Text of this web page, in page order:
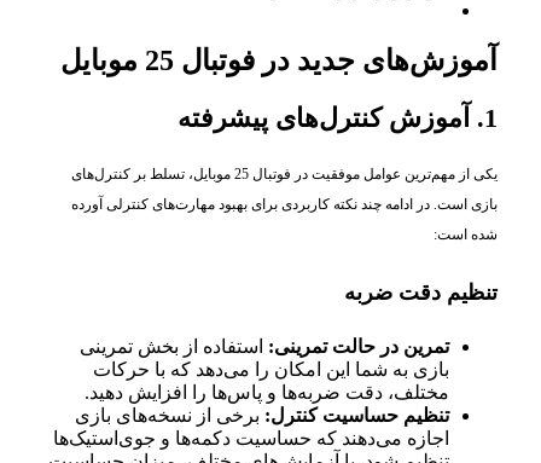
آموزش‌های جدید در فوتبال 25 موبایل
1. آموزش کنترل‌های پیشرفته
یکی از مهم‌ترین عوامل موفقیت در فوتبال 25 موبایل، تسلط بر کنترل‌های
بازی است. در ادامه چند نکته کاربردی برای بهبود مهارت‌های کنترلی آورده
شده است:
تنظیم دقت ضربه
تمرین در حالت تمرینی: استفاده از بخش تمرینی
بازی به شما این امکان را می‌دهد که با حرکات
مختلف، دقت ضربه‌ها و پاس‌ها را افزایش دهید.
تنظیم حساسیت کنترل: برخی از نسخه‌های بازی
اجازه می‌دهند که حساسیت دکمه‌ها و جوی‌استیک‌ها